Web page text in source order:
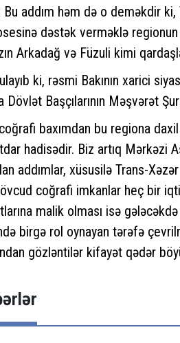
addım həm də o deməkdir ki,
dəstək verməklə
Arkadağ və Füzuli kimi
ki, rəsmi Bakının xarici
Dövlət Başçılarının Məşvərət
baxımdan bu regiona
hadisədir. Biz artıq Mərkəzi
addımlar, xüsusilə Trans-
coğrafi imkanlar heç bir
malik olması isə
birgə rol oynayan tərəfə
gözləntilər kifayət qədər